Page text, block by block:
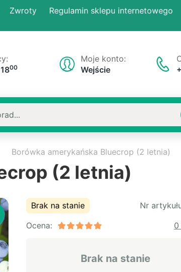
Zwroty
Regulamin sklepu internetowego
00
Moje konto:
Wejście
Borówka amerykańska Bluecrop (2 letnia)
(2 letnia)
Brak na stanie
Nr
Ocena:
0
Brak na stanie